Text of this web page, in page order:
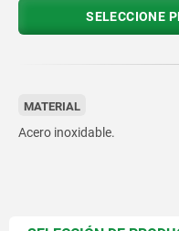
SELECCIONE
MATERIAL
Acero inoxidable.